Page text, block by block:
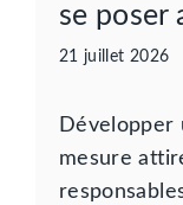
se poser
21 juillet 2026
Développer
mesure